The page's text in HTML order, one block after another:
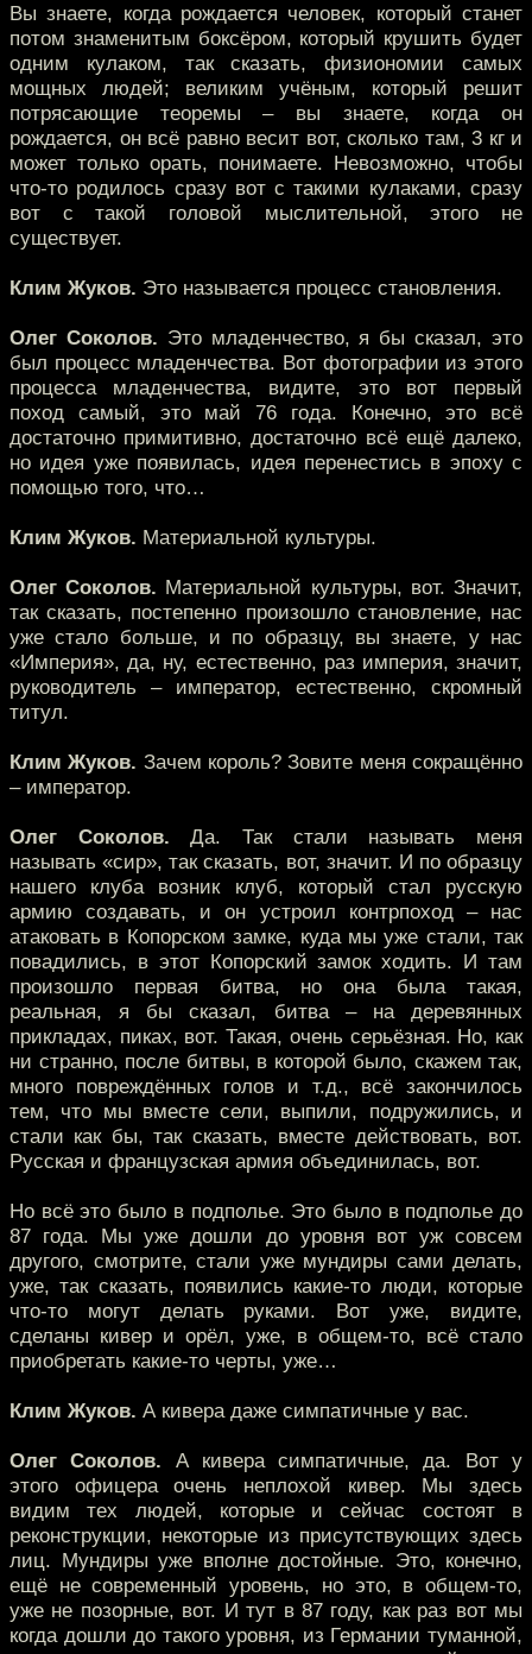
Вы знаете, когда рождается человек, который станет
потом знаменитым боксёром, который крушить будет
одним кулаком, так сказать, физиономии самых
мощных людей; великим учёным, который решит
потрясающие теоремы – вы знаете, когда он
рождается, он всё равно весит вот, сколько там, 3 кг и
может только орать, понимаете. Невозможно, чтобы
что-то родилось сразу вот с такими кулаками, сразу
вот с такой головой мыслительной, этого не
существует.
Клим Жуков. Это называется процесс становления.
Олег Соколов. Это младенчество, я бы сказал, это
был процесс младенчества. Вот фотографии из этого
процесса младенчества, видите, это вот первый
поход самый, это май 76 года. Конечно, это всё
достаточно примитивно, достаточно всё ещё далеко,
но идея уже появилась, идея перенестись в эпоху с
помощью того, что…
Клим Жуков. Материальной культуры.
Олег Соколов. Материальной культуры, вот. Значит,
так сказать, постепенно произошло становление, нас
уже стало больше, и по образцу, вы знаете, у нас
«Империя», да, ну, естественно, раз империя, значит,
руководитель – император, естественно, скромный
титул.
Клим Жуков. Зачем король? Зовите меня сокращённо
– император.
Олег Соколов. Да. Так стали называть меня
называть «сир», так сказать, вот, значит. И по образцу
нашего клуба возник клуб, который стал русскую
армию создавать, и он устроил контрпоход – нас
атаковать в Копорском замке, куда мы уже стали, так
повадились, в этот Копорский замок ходить. И там
произошло первая битва, но она была такая,
реальная, я бы сказал, битва – на деревянных
прикладах, пиках, вот. Такая, очень серьёзная. Но, как
ни странно, после битвы, в которой было, скажем так,
много повреждённых голов и т.д., всё закончилось
тем, что мы вместе сели, выпили, подружились, и
стали как бы, так сказать, вместе действовать, вот.
Русская и французская армия объединилась, вот.
Но всё это было в подполье. Это было в подполье до
87 года. Мы уже дошли до уровня вот уж совсем
другого, смотрите, стали уже мундиры сами делать,
уже, так сказать, появились какие-то люди, которые
что-то могут делать руками. Вот уже, видите,
сделаны кивер и орёл, уже, в общем-то, всё стало
приобретать какие-то черты, уже…
Клим Жуков. А кивера даже симпатичные у вас.
Олег Соколов. А кивера симпатичные, да. Вот у
этого офицера очень неплохой кивер. Мы здесь
видим тех людей, которые и сейчас состоят в
реконструкции, некоторые из присутствующих здесь
лиц. Мундиры уже вполне достойные. Это, конечно,
ещё не современный уровень, но это, в общем-то,
уже не позорные, вот. И тут в 87 году, как раз вот мы
когда дошли до такого уровня, из Германии туманной,